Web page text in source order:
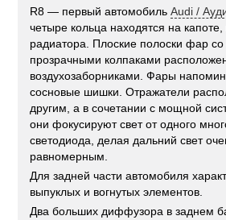
R8 — первый автомобильAudi /
четыре кольца находятся на
радиатора. Плоские полоски фар
прозрачными колпаками
воздухозаборниками. Фары
сосновые шишки. Отражатели
другим, а в сочетании с мощной
они фокусируют свет от одного
светодиода, делая дальний свет
равномерным.
Для задней части автомобиля
выпуклых и вогнутых элементов.
Два больших диффузора в заднем